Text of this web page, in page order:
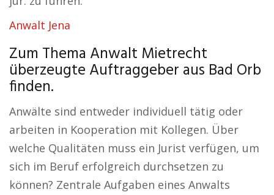
Anwalt Jena
Zum Thema Anwalt Mietrecht
überzeugte Auftraggeber aus Bad Orb
finden.
Anwälte sind entweder individuell tätig oder
arbeiten in Kooperation mit Kollegen. Über
welche Qualitäten muss ein Jurist verfügen, um
sich im Beruf erfolgreich durchsetzen zu
können? Zentrale Aufgaben eines Anwalts